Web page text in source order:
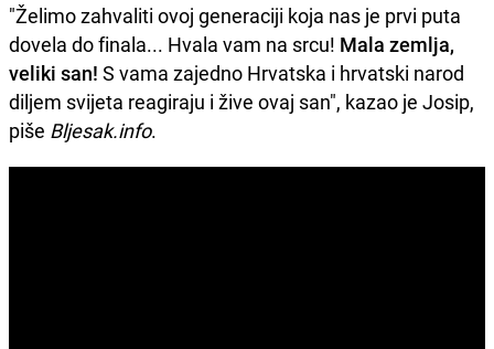
"Želimo zahvaliti ovoj generaciji koja nas je prvi puta
dovela do finala... Hvala vam na srcu! Mala zemlja,
veliki san! S vama zajedno Hrvatska i hrvatski narod
diljem svijeta reagiraju i žive ovaj san", kazao je Josip,
piše Bljesak.info.